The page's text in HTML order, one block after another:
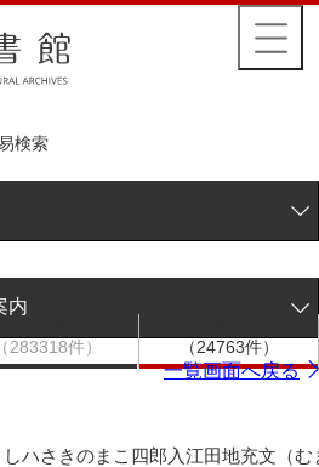
検索
内
て
（283318件）
（24763件）
一覧画面へ戻る
しハさきのまこ四郎入江田地充文（む